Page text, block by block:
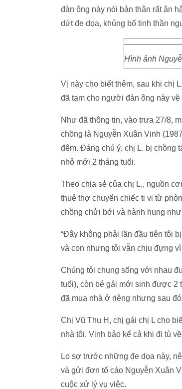
đàn ông này nói bản thân rất ân
dứt đe dọa, khủng bố tinh thần
Hình ảnh
Vị này cho biết thêm, sau khi chị
đã tạm cho người đàn ông này
Như đã thông tin, vào trưa 27/8,
chồng là Nguyễn Xuân Vinh
đêm. Đáng chú ý, chị L. bị chồng
nhỏ mới 2 tháng tuổi.
Theo chia sẻ của chị L., nguồn
thuê thợ chuyển chiếc ti vi từ
chồng chửi bới và hành hung
“Đây không phải lần đầu tiên tôi
và con nhưng tôi vẫn chịu đựng
Chúng tôi chung sống với nhau
tuổi), còn bé gái mới sinh được 2
đã mua nhà ở riêng nhưng sau
Chị Vũ Thu H, chị gái chị L cho
nhà tôi, Vinh bảo kể cả khi đi tù
Lo sợ trước những đe dọa này,
và gửi đơn tố cáo Nguyễn Xuân
cuộc xử lý vụ việc.